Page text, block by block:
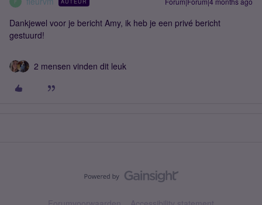
F AUTEUR
Dankjewel voor je bericht Amy, ik heb je een privé bericht
gestuurd!
2 mensen vinden dit leuk